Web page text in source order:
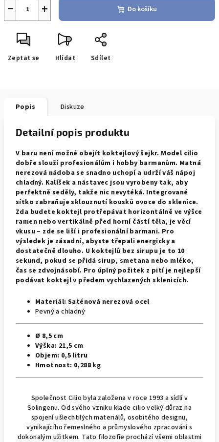
+
− Do košíku
Zeptat se Hlídat Sdílet
Popis Diskuze
Detailní popis produktu
V baru není možné obejít koktejlový šejkr. Model cilio
dobře slouží profesionálům i hobby barmanům. Matná
nerezová nádoba se snadno uchopí a udrží váš nápoj
chladný. Kalíšek a nástavec jsou vyrobeny tak, aby
perfektně seděly, takže nic nevytéká. Integrované
sítko zabraňuje sklouznutí kousků ovoce do sklenice.
Zda budete koktejl protřepávat horizontálně ve výšce
ramen nebo vertikálně před horní částí těla, je věcí
vkusu – zde se liší i profesionální barmani. Pro
výsledek je zásadní, abyste třepali energicky a
dostatečně dlouho. U koktejlů bez sirupu je to 10
sekund, pokud se přidá sirup, smetana nebo mléko,
čas se zdvojnásobí. Pro úplný požitek z pití je nejlepší
podávat koktejl v předem vychlazených sklenicích.
Materiál: Saténová nerezová ocel
Pevný a chladný
Ø 8,5 cm
Výška: 21,5 cm
Objem: 0,5 litru
Hmotnost: 0,288 kg
Společnost Cilio byla založena v roce 1993 a sídlí v
Solingenu. Od svého vzniku klade cilio velký důraz na
spojení ušlechtilých materiálů, osobitého designu,
vynikajícího řemeslného a průmyslového zpracování s
dokonalým užitkem. Tato filozofie prochází všemi oblastmi